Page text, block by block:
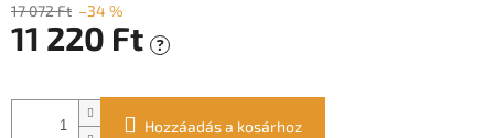
17 072 Ft –34 %
11 220 Ft ?
Hozzáadás a kosárhoz